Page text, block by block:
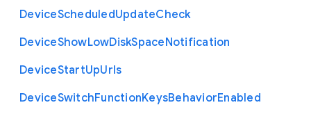
DeviceScheduledUpdateCheck
DeviceShowLowDiskSpaceNotification
DeviceStartUpUrls
DeviceSwitchFunctionKeysBehaviorEnabled